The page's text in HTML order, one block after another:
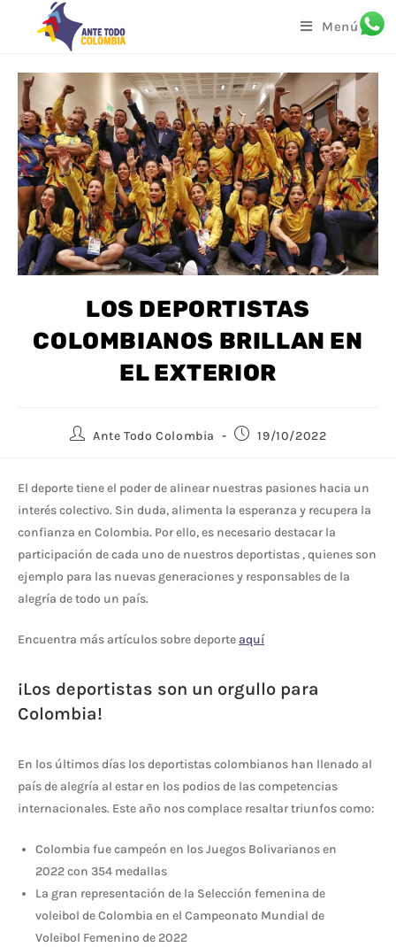
Menú
LOS DEPORTISTAS
COLOMBIANOS BRILLAN EN
EL EXTERIOR
Ante Todo Colombia 19/10/2022
El deporte tiene el poder de alinear nuestras pasiones hacia un
interés colectivo. Sin duda, alimenta la esperanza y recupera la
confianza en Colombia. Por ello, es necesario destacar la
participación de cada uno de nuestros deportistas , quienes son
ejemplo para las nuevas generaciones y responsables de la
alegría de todo un país.
Encuentra más artículos sobre deporte aquí
¡Los deportistas son un orgullo para
Colombia!
En los últimos días los deportistas colombianos han llenado al
país de alegría al estar en los podios de las competencias
internacionales. Este año nos complace resaltar triunfos como:
Colombia fue campeón en los Juegos Bolivarianos en
2022 con 354 medallas
La gran representación de la Selección femenina de
voleibol de Colombia en el Campeonato Mundial de
Voleibol Femenino de 2022